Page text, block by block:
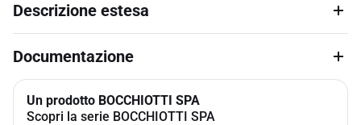
Descrizione estesa
Documentazione
Un prodotto BOCCHIOTTI SPA
Scopri la serie BOCCHIOTTI SPA